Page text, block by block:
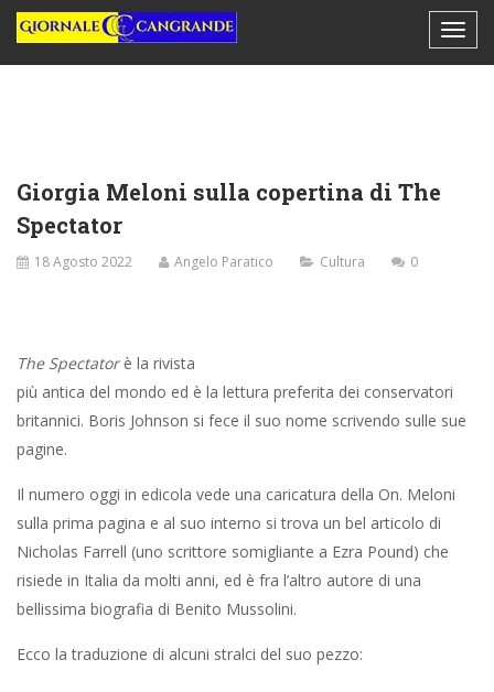
Giorgia Meloni sulla copertina di The
Spectator
18 Agosto 2022 Angelo Paratico Cultura 0
The Spectatorè la rivista
più antica del mondo ed è la lettura preferita dei conservatori
britannici. Boris Johnson si fece il suo nome scrivendo sulle sue
pagine.
Il numero oggi in edicola vede una caricatura della On. Meloni
sulla prima pagina e al suo interno si trova un bel articolo di
Nicholas Farrell (uno scrittore somigliante a Ezra Pound) che
risiede in Italia da molti anni, ed è fra l’altro autore di una
bellissima biografia di Benito Mussolini.
Ecco la traduzione di alcuni stralci del suo pezzo: